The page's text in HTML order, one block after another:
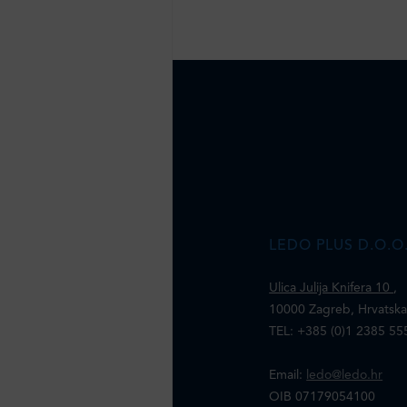
LEDO PLUS D.O.O.
Ulica Julija Knifera 10 ,
10000 Zagreb, Hrvatska
TEL: +385 (0)1 2385
Email:
ledo@ledo.hr
OIB 07179054100